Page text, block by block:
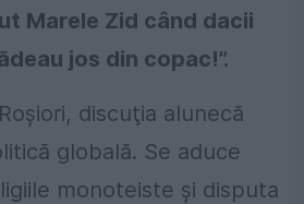
Marele Zid când dacii
jos din copac!”.
discuţia alunecă
globală. Se aduce
monoteiste și disputa